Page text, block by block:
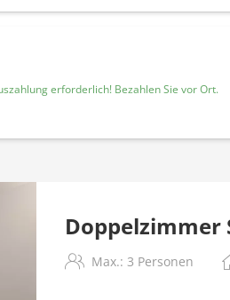
erforderlich! Bezahlen Sie vor Ort.
Doppelzimmer
Max.: 3 Personen